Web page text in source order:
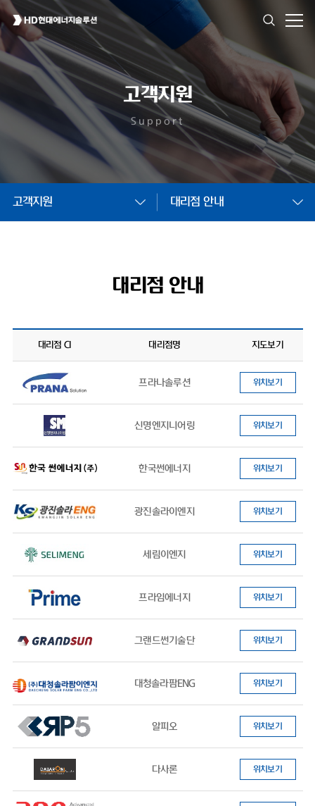
고객지원
Support
고객지원 대리점 안내
대리점 안내
대리점 CI 대리점명 지도보기
프라나솔루션 위치보기
신명엔지니어링 위치보기
한국썬에너지 위치보기
광진솔라이엔지 위치보기
세림이엔지 위치보기
프라임에너지 위치보기
그랜드썬기술단 위치보기
대청솔라팜ENG 위치보기
알피오 위치보기
다사론 위치보기